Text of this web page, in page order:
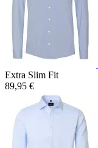
Extra Slim Fit
89,95 €